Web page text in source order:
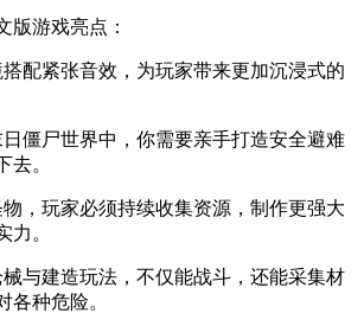
版游戏亮点：
配紧张音效，为玩家带来更加沉浸式的
僵尸世界中，你需要亲手打造安全避难
去。
，玩家必须持续收集资源，制作更强大
力。
与建造玩法，不仅能战斗，还能采集材
各种危险。